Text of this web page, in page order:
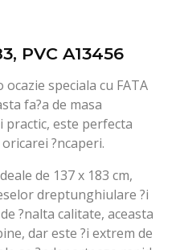
PVC A13456
speciala cu FATA
fa?a de masa
practic, este perfecta
?ncaperi.
de 137 x 183 cm,
dreptunghiulare ?i
?nalta calitate, aceasta
dar este ?i extrem de